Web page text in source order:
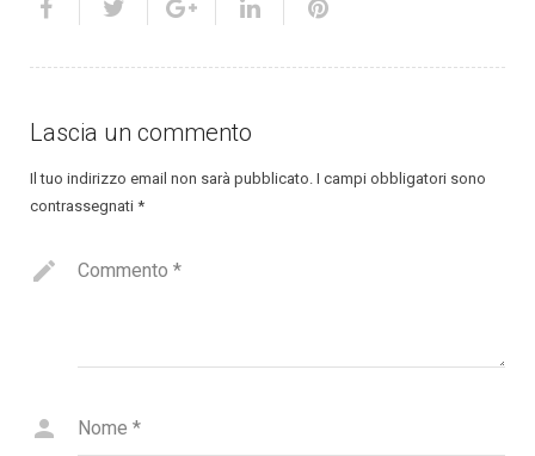
Lascia un commento
Il tuo indirizzo email non sarà pubblicato. I campi obbligatori sono
contrassegnati *
Commento *
Nome *